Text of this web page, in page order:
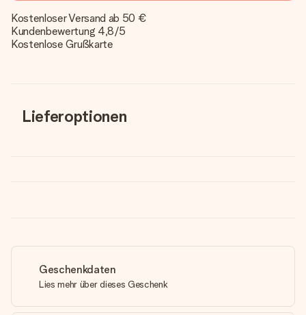
Kostenloser Versand ab 50 €
Kundenbewertung 4,8/5
Kostenlose Grußkarte
Lieferoptionen
Geschenkdaten
Lies mehr über dieses Geschenk